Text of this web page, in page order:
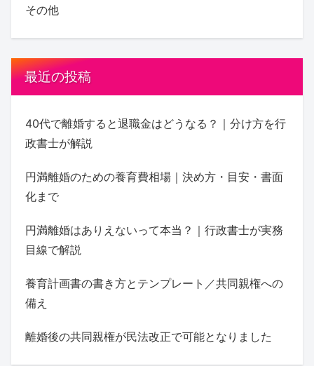
その他
最近の投稿
40代で離婚すると退職金はどうなる？｜分け方を行
政書士が解説
円満離婚のための養育費相場｜決め方・目安・書面
化まで
円満離婚はありえないって本当？｜行政書士が実務
目線で解説
養育計画書の書き方とテンプレート／共同親権への
備え
離婚後の共同親権が民法改正で可能となりました